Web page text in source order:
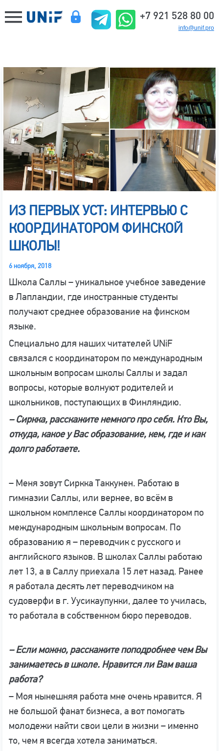
+7 921 528 80 00
info@unif.pro
ИЗ ПЕРВЫХ УСТ: ИНТЕРВЬЮ С
КООРДИНАТОРОМ ФИНСКОЙ
ШКОЛЫ!
6 ноября, 2018
Школа Саллы – уникальное учебное заведение
в Лапландии, где иностранные студенты
получают среднее образование на финском
языке.
Специально для наших читателей UNiF
связался с координатором по международным
школьным вопросам школы Саллы и задал
вопросы, которые волнуют родителей и
школьников, поступающих в Финляндию.
– Сиркка, расскажите немного про себя. Кто Вы,
откуда, какое у Вас образование, кем, где и как
долго работаете.
– Меня зовут Сиркка Таккунен. Работаю в
гимназии Саллы, или вернее, во всём в
школьном комплексе Саллы координатором по
международным школьным вопросам. По
образованию я – переводчик с русского и
английского языков. В школах Саллы работаю
лет 13, а в Саллу приехала 15 лет назад. Ранее
я работала десять лет переводчиком на
судоверфи в г. Уусикаупунки, далее то училась,
то работала в собственном бюро переводов.
– Если можно, расскажите поподробнее чем Вы
занимаетесь в школе. Нравится ли Вам ваша
работа?
– Моя нынешняя работа мне очень нравится. Я
не большой фанат бизнеса, а вот помогать
молодежи найти свои цели в жизни – именно
то, чем я всегда хотела заниматься.